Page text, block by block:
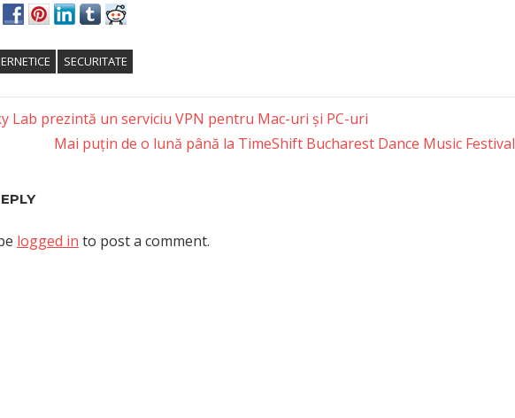
SECURITATE
Lab prezintă un serviciu VPN pentru Mac-uri și PC-uri
Next
Mai puțin de o lună până la TimeShift Bucharest Dance Music Festival
logged in to post a comment.